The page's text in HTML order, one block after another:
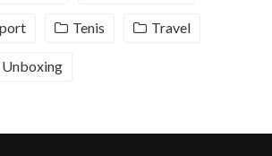
Tenis Travel
Unboxing